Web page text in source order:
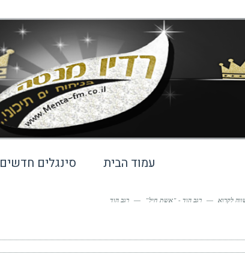
עמוד הבית סינגלים חדשים
לקרוא — רגב הוד - "אשת חיל" — רגב הוד